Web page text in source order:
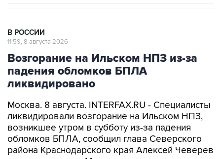
В РОССИИ
11:59, 8 августа 2026
Возгорание на Ильском НПЗ из-за
падения обломков БПЛА
ликвидировано
Москва. 8 августа. INTERFAX.RU - Специалисты
ликвидировали возгорание на Ильском НПЗ,
возникшее утром в субботу из-за падения
обломков БПЛА, сообщил глава Северского
района Краснодарского края Алексей Чеверев